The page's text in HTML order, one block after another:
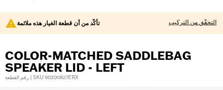
تأكّد من أن قطعة الغيار هذه ملائمة التحقّق من التركيب
COLOR-MATCHED SADDLEBAG
SPEAKER LID - LEFT
رقم القطعة | SKU 90200827ERX